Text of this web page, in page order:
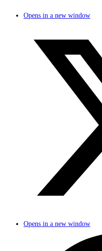
Opens in a new window
Opens in a new window